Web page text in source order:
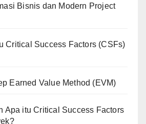
Bisnis dan Modern Project
Critical Success Factors (CSFs)
Earned Value Method (EVM)
Apa itu Critical Success Factors